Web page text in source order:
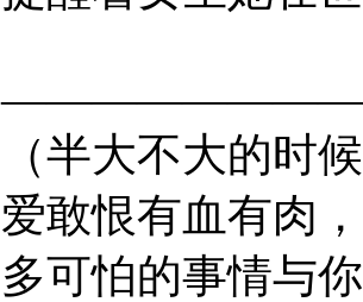
（半大不大的时
爱敢恨有血有肉
多可怕的事情与